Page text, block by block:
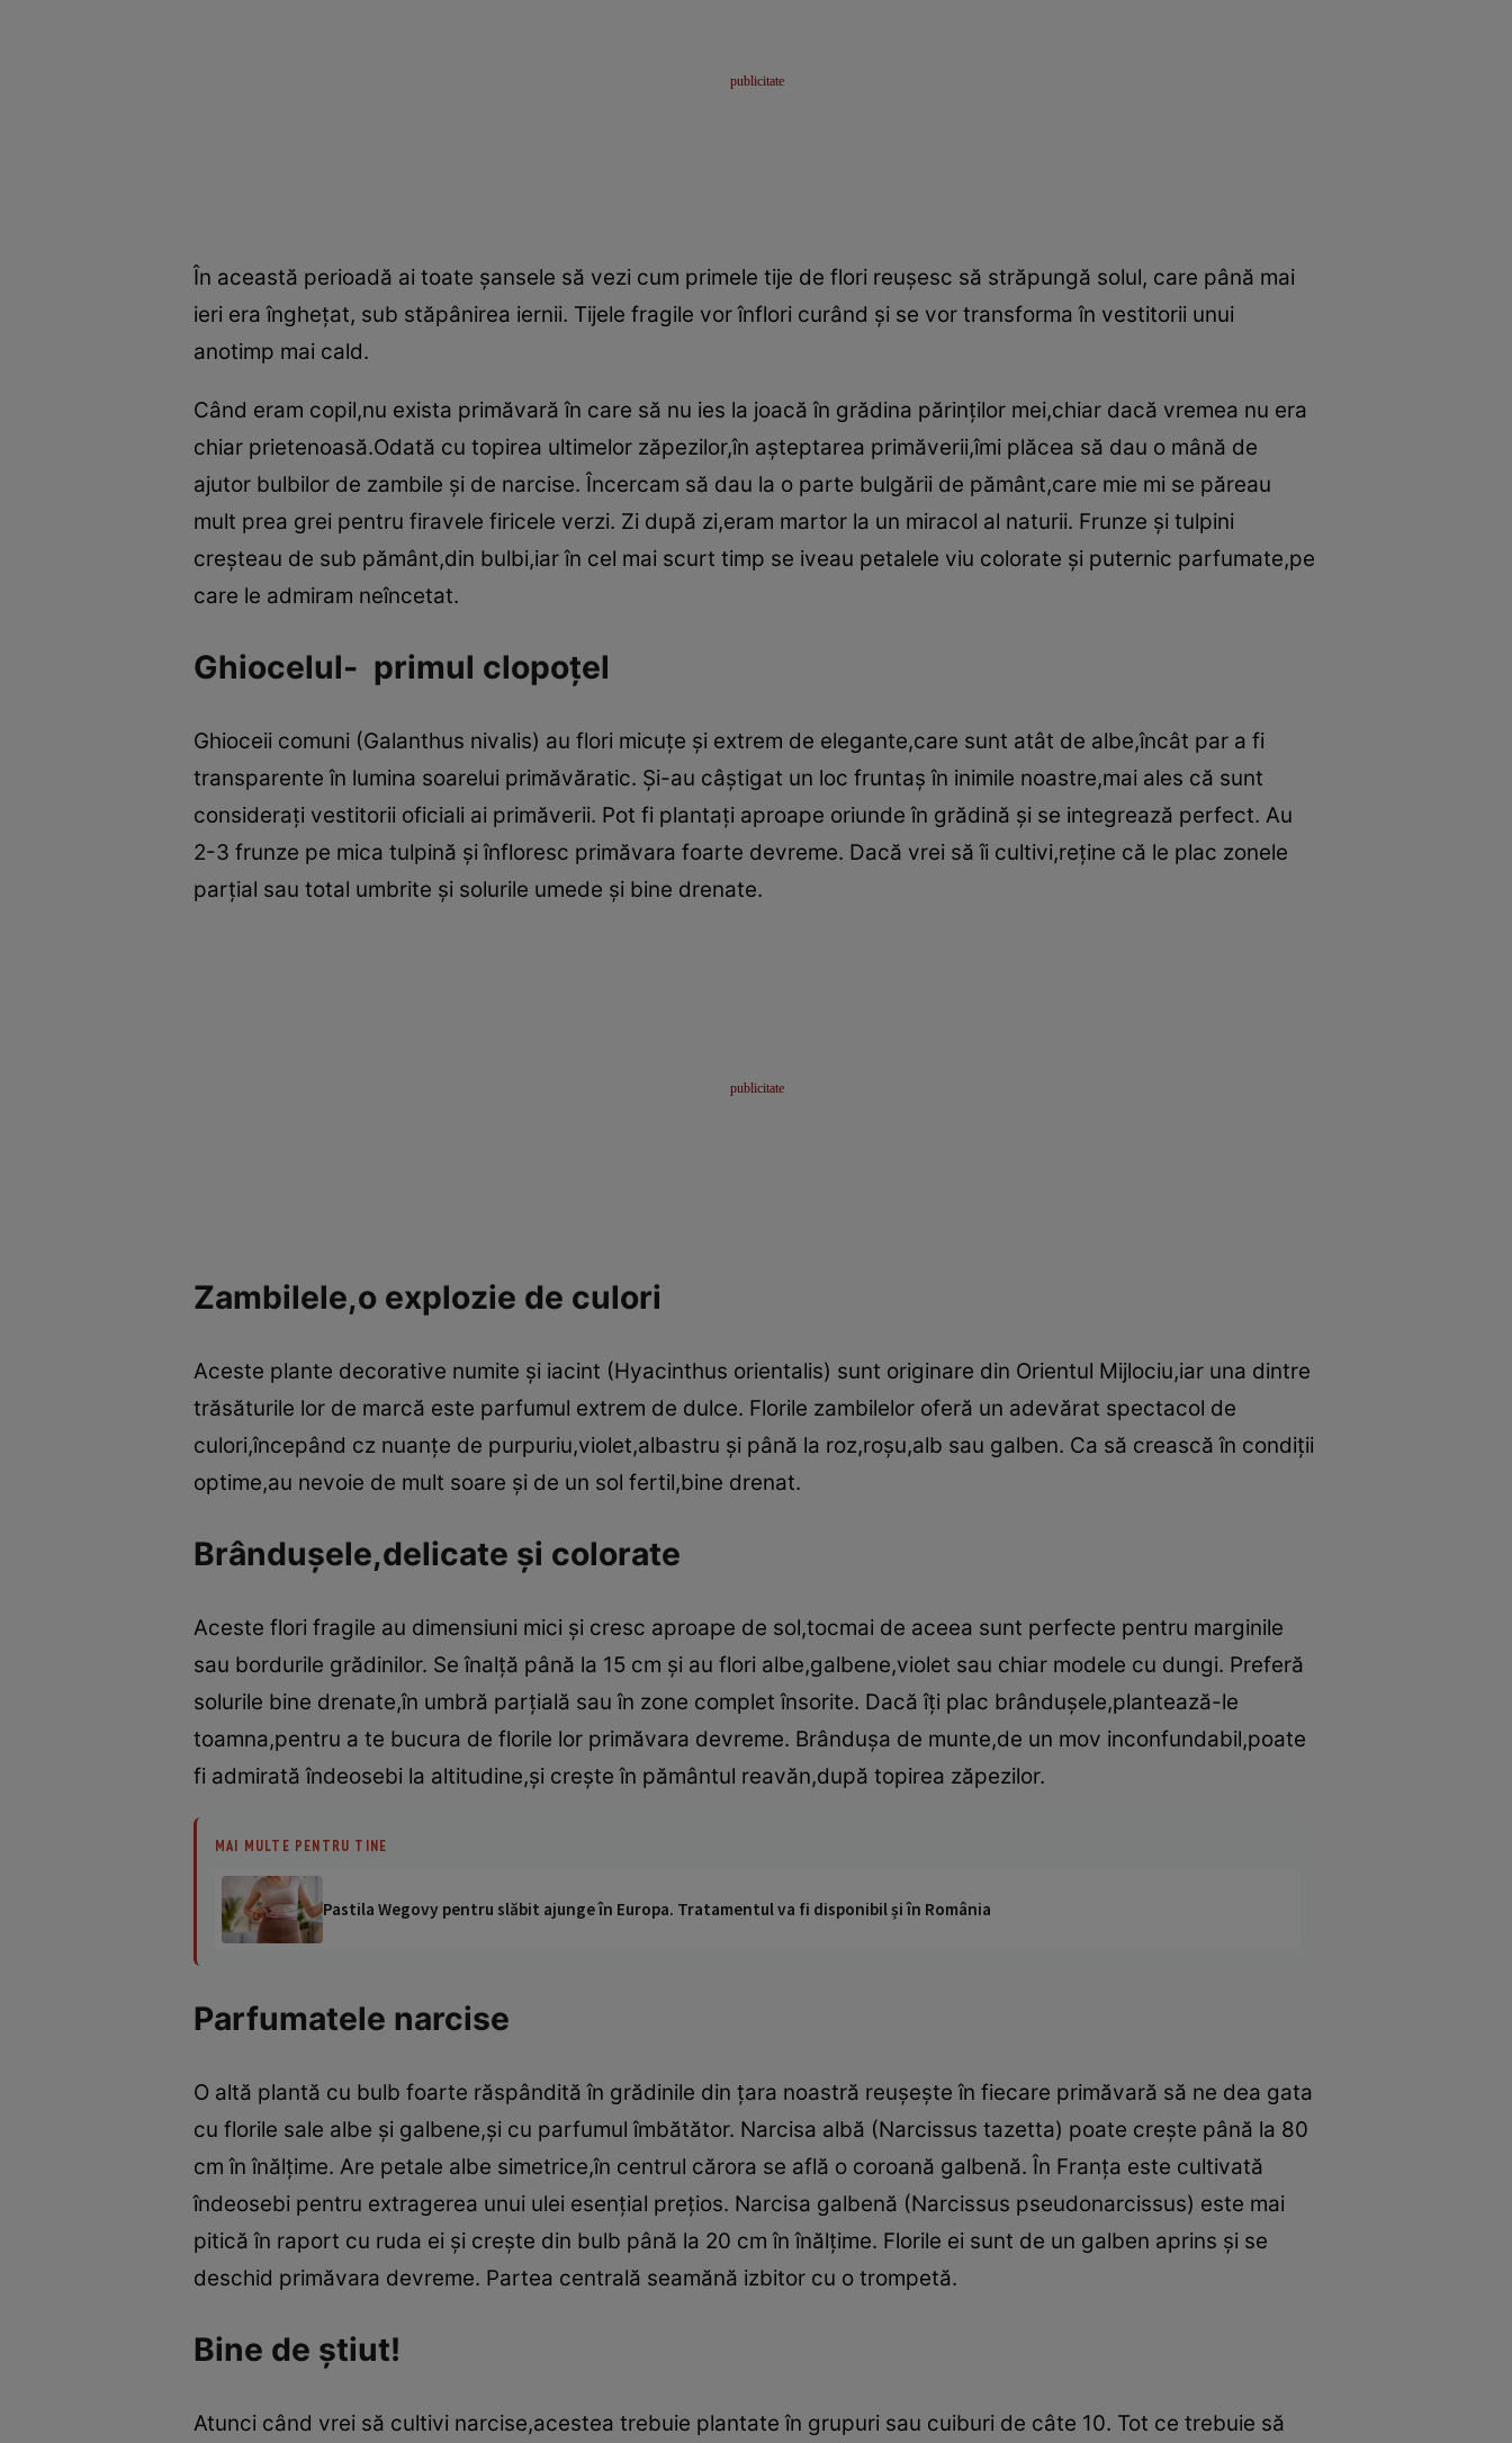
În această perioadă ai toate şansele să vezi cum primele tije de flori reuşesc să străpungă solul, care până mai
ieri era îngheţat, sub stăpânirea iernii. Tijele fragile vor înflori curând şi se vor transforma în vestitorii unui
anotimp mai cald.
Când eram copil,nu exista primăvară în care să nu ies la joacă în grădina părinţilor mei,chiar dacă vremea nu era
chiar prietenoasă.Odată cu topirea ultimelor zăpezilor,în aşteptarea primăverii,îmi plăcea să dau o mână de
ajutor bulbilor de zambile şi de narcise. Încercam să dau la o parte bulgării de pământ,care mie mi se păreau
mult prea grei pentru firavele firicele verzi. Zi după zi,eram martor la un miracol al naturii. Frunze şi tulpini
creşteau de sub pământ,din bulbi,iar în cel mai scurt timp se iveau petalele viu colorate şi puternic parfumate,pe
care le admiram neîncetat.
Ghiocelul- primul clopoţel
Ghioceii comuni (Galanthus nivalis) au flori micuţe şi extrem de elegante,care sunt atât de albe,încât par a fi
transparente în lumina soarelui primăvăratic. Şi-au câştigat un loc fruntaş în inimile noastre,mai ales că sunt
consideraţi vestitorii oficiali ai primăverii. Pot fi plantaţi aproape oriunde în grădină şi se integrează perfect. Au
2-3 frunze pe mica tulpină şi înfloresc primăvara foarte devreme. Dacă vrei să îi cultivi,reţine că le plac zonele
parţial sau total umbrite şi solurile umede şi bine drenate.
Zambilele,o explozie de culori
Aceste plante decorative numite şi iacint (Hyacinthus orientalis) sunt originare din Orientul Mijlociu,iar una dintre
trăsăturile lor de marcă este parfumul extrem de dulce. Florile zambilelor oferă un adevărat spectacol de
culori,începând cz nuanţe de purpuriu,violet,albastru şi până la roz,roşu,alb sau galben. Ca să crească în condiţii
optime,au nevoie de mult soare şi de un sol fertil,bine drenat.
Brânduşele,delicate şi colorate
Aceste flori fragile au dimensiuni mici şi cresc aproape de sol,tocmai de aceea sunt perfecte pentru marginile
sau bordurile grădinilor. Se înalţă până la 15 cm şi au flori albe,galbene,violet sau chiar modele cu dungi. Preferă
solurile bine drenate,în umbră parţială sau în zone complet însorite. Dacă îţi plac brânduşele,plantează-le
toamna,pentru a te bucura de florile lor primăvara devreme. Brânduşa de munte,de un mov inconfundabil,poate
fi admirată îndeosebi la altitudine,şi creşte în pământul reavăn,după topirea zăpezilor.
MAI MULTE PENTRU TINE
Pastila Wegovy pentru slăbit ajunge în Europa. Tratamentul va fi disponibil și în România
Parfumatele narcise
O altă plantă cu bulb foarte răspândită în grădinile din ţara noastră reuşeşte în fiecare primăvară să ne dea gata
cu florile sale albe şi galbene,şi cu parfumul îmbătător. Narcisa albă (Narcissus tazetta) poate creşte până la 80
cm în înălţime. Are petale albe simetrice,în centrul cărora se află o coroană galbenă. În Franţa este cultivată
îndeosebi pentru extragerea unui ulei esenţial preţios. Narcisa galbenă (Narcissus pseudonarcissus) este mai
pitică în raport cu ruda ei şi creşte din bulb până la 20 cm în înălţime. Florile ei sunt de un galben aprins şi se
deschid primăvara devreme. Partea centrală seamănă izbitor cu o trompetă.
Bine de ştiut!
Atunci când vrei să cultivi narcise,acestea trebuie plantate în grupuri sau cuiburi de câte 10. Tot ce trebuie să